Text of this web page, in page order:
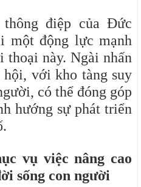
điệp của Đức
một động lực mạnh
thoại này. Ngài nhấn
hội, với kho tàng suy
có thể đóng góp
hướng sự phát triển
vụ việc nâng cao
sống con người